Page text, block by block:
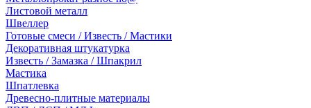
Листовой металл
Швеллер
Готовые смеси / Известь / Мастики
Декоративная штукатурка
Известь / Замазка / Шпакрил
Мастика
Шпатлевка
Древесно-плитные материалы